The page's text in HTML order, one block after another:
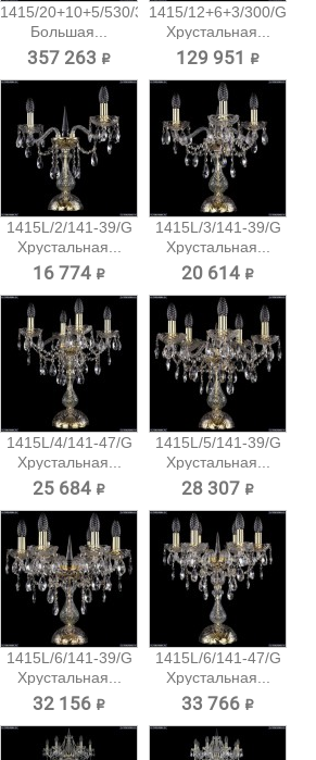
1415/20+10+5/530/3d/G
Большая...
357 263 ₽
1415/12+6+3/300/G
Хрустальная...
129 951 ₽
1415L/2/141-39/G
Хрустальная...
16 774 ₽
1415L/3/141-39/G
Хрустальная...
20 614 ₽
1415L/4/141-47/G
Хрустальная...
25 684 ₽
1415L/5/141-39/G
Хрустальная...
28 307 ₽
1415L/6/141-39/G
Хрустальная...
32 156 ₽
1415L/6/141-47/G
Хрустальная...
33 766 ₽